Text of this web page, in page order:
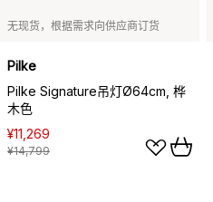
无现货，根据需求向供应商订货
Pilke
Pilke Signature吊灯Ø64cm, 桦
木色
¥11,269
¥14,799